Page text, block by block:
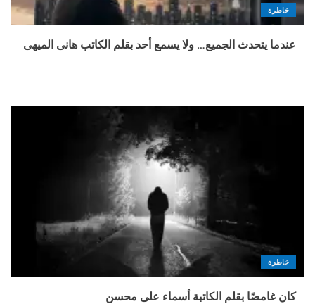
خاطرة
عندما يتحدث الجميع… ولا يسمع أحد بقلم الكاتب هانى الميهى
خاطرة
كان غامضًا بقلم الكاتبة أسماء على محسن